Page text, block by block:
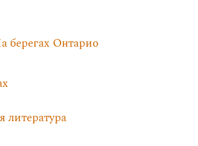
берегах Онтарио
литература